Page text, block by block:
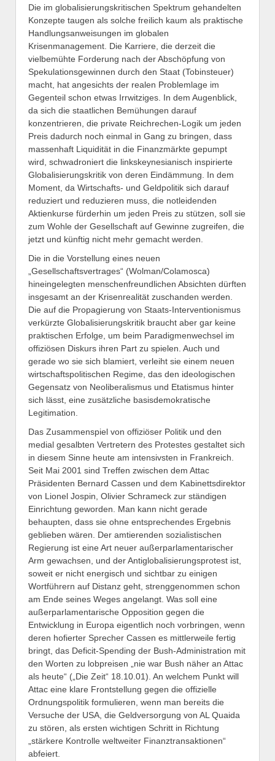
Die im globalisierungskritischen Spektrum gehandelten
Konzepte taugen als solche freilich kaum als praktische
Handlungsanweisungen im globalen
Krisenmanagement. Die Karriere, die derzeit die
vielbemühte Forderung nach der Abschöpfung von
Spekulationsgewinnen durch den Staat (Tobinsteuer)
macht, hat angesichts der realen Problemlage im
Gegenteil schon etwas Irrwitziges. In dem Augenblick,
da sich die staatlichen Bemühungen darauf
konzentrieren, die private Reichrechen-Logik um jeden
Preis dadurch noch einmal in Gang zu bringen, dass
massenhaft Liquidität in die Finanzmärkte gepumpt
wird, schwadroniert die linkskeynesianisch inspirierte
Globalisierungskritik von deren Eindämmung. In dem
Moment, da Wirtschafts- und Geldpolitik sich darauf
reduziert und reduzieren muss, die notleidenden
Aktienkurse fürderhin um jeden Preis zu stützen, soll sie
zum Wohle der Gesellschaft auf Gewinne zugreifen, die
jetzt und künftig nicht mehr gemacht werden.
Die in die Vorstellung eines neuen
„Gesellschaftsvertrages“ (Wolman/Colamosca)
hineingelegten menschenfreundlichen Absichten dürften
insgesamt an der Krisenrealität zuschanden werden.
Die auf die Propagierung von Staats-Interventionismus
verkürzte Globalisierungskritik braucht aber gar keine
praktischen Erfolge, um beim Paradigmenwechsel im
offiziösen Diskurs ihren Part zu spielen. Auch und
gerade wo sie sich blamiert, verleiht sie einem neuen
wirtschaftspolitischen Regime, das den ideologischen
Gegensatz von Neoliberalismus und Etatismus hinter
sich lässt, eine zusätzliche basisdemokratische
Legitimation.
Das Zusammenspiel von offiziöser Politik und den
medial gesalbten Vertretern des Protestes gestaltet sich
in diesem Sinne heute am intensivsten in Frankreich.
Seit Mai 2001 sind Treffen zwischen dem Attac
Präsidenten Bernard Cassen und dem Kabinettsdirektor
von Lionel Jospin, Olivier Schrameck zur ständigen
Einrichtung geworden. Man kann nicht gerade
behaupten, dass sie ohne entsprechendes Ergebnis
geblieben wären. Der amtierenden sozialistischen
Regierung ist eine Art neuer außerparlamentarischer
Arm gewachsen, und der Antiglobalisierungsprotest ist,
soweit er nicht energisch und sichtbar zu einigen
Wortführern auf Distanz geht, strenggenommen schon
am Ende seines Weges angelangt. Was soll eine
außerparlamentarische Opposition gegen die
Entwicklung in Europa eigentlich noch vorbringen, wenn
deren hofierter Sprecher Cassen es mittlerweile fertig
bringt, das Deficit-Spending der Bush-Administration mit
den Worten zu lobpreisen „nie war Bush näher an Attac
als heute“ („Die Zeit“ 18.10.01). An welchem Punkt will
Attac eine klare Frontstellung gegen die offizielle
Ordnungspolitik formulieren, wenn man bereits die
Versuche der USA, die Geldversorgung von AL Quaida
zu stören, als ersten wichtigen Schritt in Richtung
„stärkere Kontrolle weltweiter Finanztransaktionen“
abfeiert.